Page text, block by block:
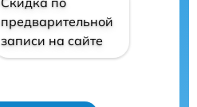
предварительной
записи на сайте